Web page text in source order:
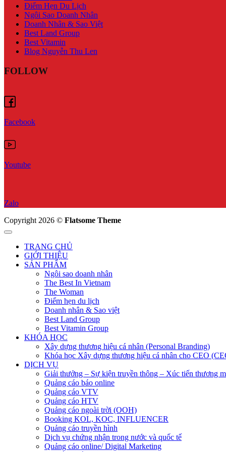
Điểm Hẹn Du Lịch
Ngôi Sao Doanh Nhân
Doanh Nhân & Sao Việt
Best Land Group
Best Vitamin
Blog Nguyễn Thu Len
FOLLOW
Facebook
Youtube
Zalo
Copyright 2026 © Flatsome Theme
TRANG CHỦ
GIỚI THIỆU
SẢN PHẨM
Ngôi sao doanh nhân
The Best In Vietnam
The Woman
Điểm hẹn du lịch
Doanh nhân & Sao việt
Best Land Group
Best Vitamin Group
KHÓA HỌC
Xây dựng thương hiệu cá nhân (Personal Branding)
Khóa học Xây dựng thương hiệu cá nhân cho CEO
DỊCH VỤ
Giải thưởng – Sự kiện truyền thông – Xúc tiến thương
Quảng cáo báo online
Quảng cáo VTV
Quảng cáo HTV
Quảng cáo ngoài trời (OOH)
Booking KOL, KOC, INFLUENCER
Quảng cáo truyền hình
Dịch vụ chứng nhận trong nước và quốc tế
Quảng cáo online/ Digital Marketing